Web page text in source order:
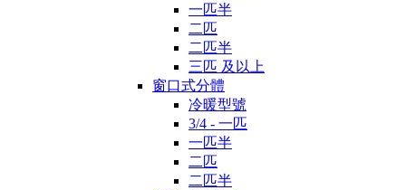
一匹半
二匹
二匹半
三匹 及以上
窗口式分體
冷暖型號
3/4 - 一匹
一匹半
二匹
二匹半